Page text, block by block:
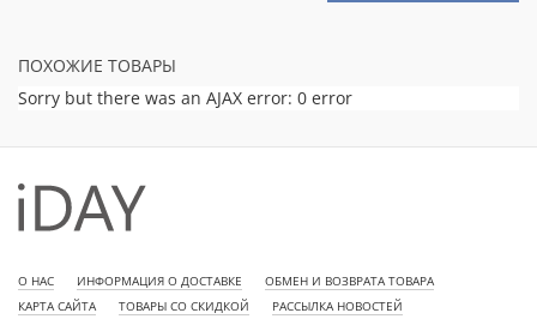
ПОХОЖИЕ ТОВАРЫ
Sorry but there was an AJAX error: 0 error
О НАС ИНФОРМАЦИЯ О ДОСТАВКЕ
ОБМЕН И ВОЗВРАТА ТОВАРА
КАРТА САЙТА
ТОВАРЫ СО СКИДКОЙ РАССЫЛКА НОВОСТЕЙ